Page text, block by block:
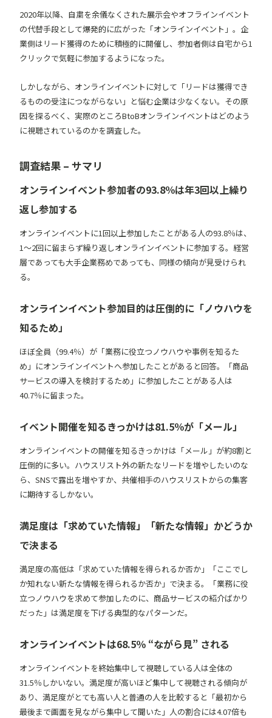
2020年以降、自粛を余儀なくされた展示会やオフラインイベント
の代替手段として爆発的に広がった「オンラインイベント」。企
業側はリード獲得のために積極的に開催し、参加者側は自宅から1
クリックで気軽に参加するようになった。
しかしながら、オンラインイベントに対して「リードは獲得でき
るものの受注につながらない」と悩む企業は少なくない。その原
因を探るべく、実際のところBtoBオンラインイベントはどのよう
に視聴されているのかを調査した。
調査結果 – サマリ
オンラインイベント参加者の93.8％は年3回以上繰り
返し参加する
オンラインイベントに1回以上参加したことがある人の93.8％は、
1〜2回に留まらず繰り返しオンラインイベントに参加する。経営
層であっても大手企業務めであっても、同様の傾向が見受けられ
る。
オンラインイベント参加目的は圧倒的に「ノウハウを
知るため」
ほぼ全員（99.4％）が「業務に役立つノウハウや事例を知るた
め」にオンラインイベントへ参加したことがあると回答。「商品
サービスの導入を検討するため」に参加したことがある人は
40.7％に留まった。
イベント開催を知るきっかけは81.5％が「メール」
オンラインイベントの開催を知るきっかけは「メール」が約8割と
圧倒的に多い。ハウスリスト外の新たなリードを増やしたいのな
ら、SNSで露出を増やすか、共催相手のハウスリストからの集客
に期待するしかない。
満足度は「求めていた情報」「新たな情報」かどうか
で決まる
満足度の高低は「求めていた情報を得られるか否か」「ここでし
か知れない新たな情報を得られるか否か」で決まる。「業務に役
立つノウハウを求めて参加したのに、商品サービスの紹介ばかり
だった」は満足度を下げる典型的なパターンだ。
オンラインイベントは68.5％ “ながら見” される
オンラインイベントを終始集中して視聴している人は全体の
31.5％しかいない。満足度が高いほど集中して視聴される傾向が
あり、満足度がとても高い人と普通の人を比較すると「最初から
最後まで画面を見ながら集中して聞いた」人の割合には4.07倍も